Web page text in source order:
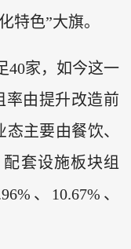
特色”大旗。
40家，如今这一
率由提升改造前
主要由餐饮、
套设施板块组
、10.67%、